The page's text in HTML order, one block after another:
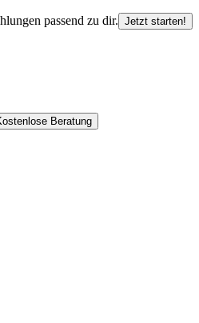
passend zu dir. Jetzt starten!
Beratung